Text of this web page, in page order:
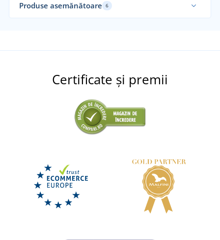
Produse asemănătoare 6
Tricou MOUNTAINS
Certificate și premii